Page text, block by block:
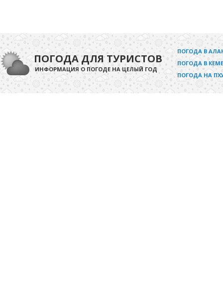
ПОГОДА ДЛЯ ТУРИСТОВ
ИНФОРМАЦИЯ О ПОГОДЕ НА ЦЕЛЫЙ ГОД
ПОГОДА В
ПОГОДА В
ПОГОДА НА